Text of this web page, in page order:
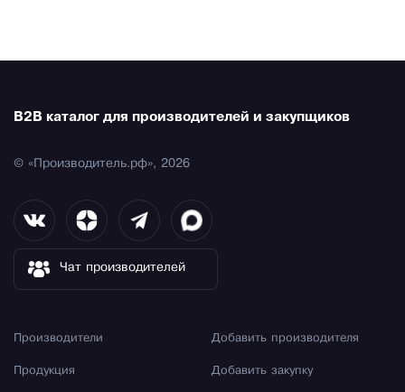
B2B каталог для производителей и закупщиков
© «Производитель.рф», 2026
Чат производителей
Производители
Продукция
Добавить производителя
Добавить закупку